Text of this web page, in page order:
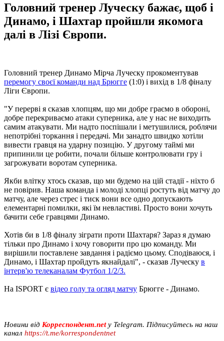
Головний тренер Луческу бажає, щоб і
Динамо, і Шахтар пройшли якомога
далі в Лізі Європи.
Головний тренер Динамо Мірча Луческу прокоментував
перемогу своєї команди над Брюгге (1:0) і вихід в 1/8 фіналу
Ліги Європи.
"У перерві я сказав хлопцям, що ми добре граємо в обороні,
добре перекриваємо атаки суперника, але у нас не виходить
самим атакувати. Ми надто поспішали і метушилися, роблячи
непотрібні торкання і передачі. Ми занадто швидко хотіли
вивести гравця на ударну позицію. У другому таймі ми
припинили це робити, почали більше контролювати гру і
загрожувати воротам суперника.
Якби влітку хтось сказав, що ми будемо на цій стадії - ніхто б
не повірив. Наша команда і молоді хлопці ростуть від матчу до
матчу, але через стрес і тиск вони все одно допускають
елементарні помилки, які їм невластиві. Просто вони хочуть
бачити себе гравцями Динамо.
Хотів би в 1/8 фіналу зіграти проти Шахтаря? Зараз я думаю
тільки про Динамо і хочу говорити про цю команду. Ми
вирішили поставлене завдання і радіємо цьому. Сподіваюся, і
Динамо, і Шахтар пройдуть якнайдалі", - сказав Луческу в
інтерв'ю телеканалам Футбол 1/2/3.
На ISPORT є відео голу та огляд матчу Брюгге - Динамо.
Новини від Корреспондент.netу Telegram. Підписуйтесь на наш
канал https://t.me/korrespondentnet